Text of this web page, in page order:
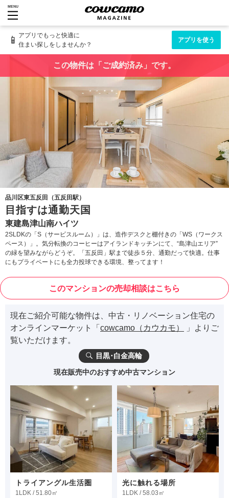
MENU
📱 アプリでもっと快適に
住まい探しをしませんか？
アプリを使う
この物件は「ご成約済み」です。
品川区東五反田（五反田駅）
目指すは通勤天国
東建島津山南ハイツ
2SLDKの「S（サービスルーム）」は、造作デスクと棚付きの「WS（ワークス
ペース）」。気分転換のコーヒーはアイランドキッチンにて、“島津山エリア”
の緑を望みながらどうぞ。「五反田」駅まで徒歩５分、通勤だって快適。仕事
にもプライベートにも全力投球できる環境、整ってます！
このマンションの売却相談はこちら
現在ご紹介可能な物件は、中古・リノベーション住宅の
オンラインマーケット「 cowcamo（カウカモ）
」よりご
覧いただけます。
目黒･白金高輪
現在販売中のおすすめ中古マンション
トライアングル生活圏
1LDK / 51.80㎡
光に触れる場所
1LDK / 58.03㎡